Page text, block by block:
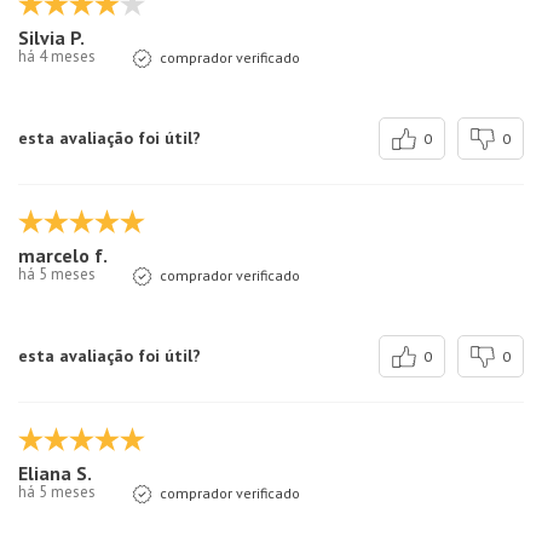
Silvia P.
há 4 meses comprador verificado
esta avaliação foi útil? 0 0
marcelo f.
há 5 meses comprador verificado
esta avaliação foi útil? 0 0
Eliana S.
há 5 meses comprador verificado